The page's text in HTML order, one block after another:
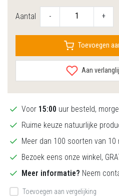
Aantal - +
Toevoegen
Aan
Voor 15:00 uur besteld,
Ruime keuze natuurlijke
Meer dan 100 soorten van 10
Bezoek eens onze winkel,
Meer informatie? Neem
Toevoegen aan vergelijking